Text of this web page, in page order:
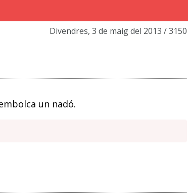
Divendres, 3 de maig del 2013 / 3150
un nadó.